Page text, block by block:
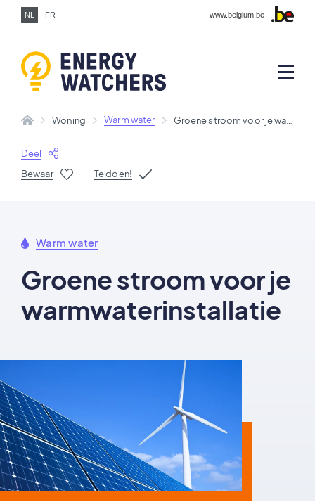
NL FR www.belgium.be
Woning Warm water
Deel
Bewaar
Te doen!
Warm water
Groene stroom voor je
warmwaterinstallatie